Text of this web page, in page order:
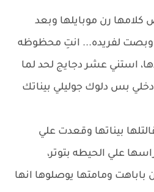
كلامها رن موبايلها وبعد
وبصت لفريده... انتِ محظوظه
استني عشر دجايج لحد لما
بس دلوك جوليلي بيناتك
بيناتها وقعدت علي
علي الحيطه بتوتر،
ومامتها يوصلوها انها